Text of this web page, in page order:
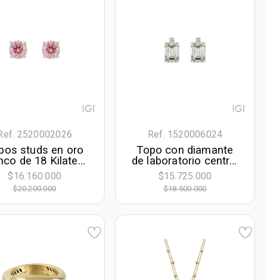
2520002026
studs en oro
de 18 Kilates,
2 diamante de
centrales
de 2.00 Ct
$16.160.000
$20.200.000
Ref. 1520006024
Topo con diamante
de laboratorio central
corte esmeralda de
4.00Ct y decoración
en diamantes de
laboratorio, oro tono
blanco 18k, rodinado
$15.725.000
$18.500.000